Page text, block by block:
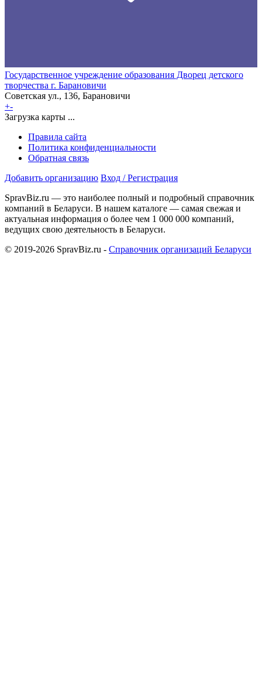
Государственное учреждение образования Дворец детского
творчества г. Барановичи
Советская ул., 136, Барановичи
+-
Загрузка карты ...
Правила сайта
Политика конфиденциальности
Обратная связь
Добавить организацию Вход / Регистрация
SpravBiz.ru — это наиболее полный и подробный справочник
компаний в Беларуси. В нашем каталоге — самая свежая и
актуальная информация о более чем 1 000 000 компаний,
ведущих свою деятельность в Беларуси.
© 2019-2026 SpravBiz.ru - Справочник организаций Беларуси